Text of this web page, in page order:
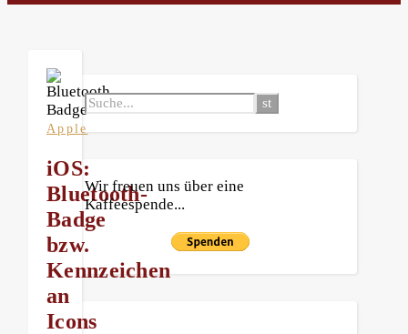
Apple
iOS:
Bluetooth-
Badge
bzw.
Kennzeichen
an
Icons
Wir freuen uns über eine
Kaffeespende...